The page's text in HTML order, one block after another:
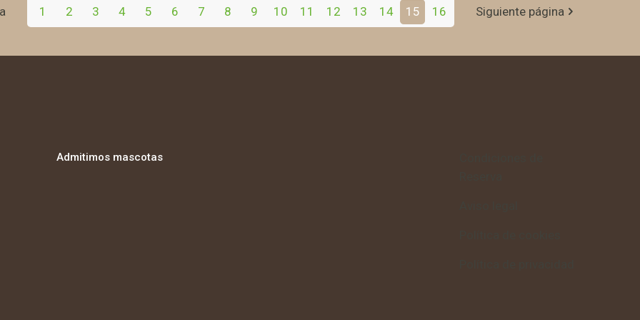
1 2 3 4 5 6 7 8 9 10 11 12 13 14 15 16 Siguiente página
Admitimos mascotas